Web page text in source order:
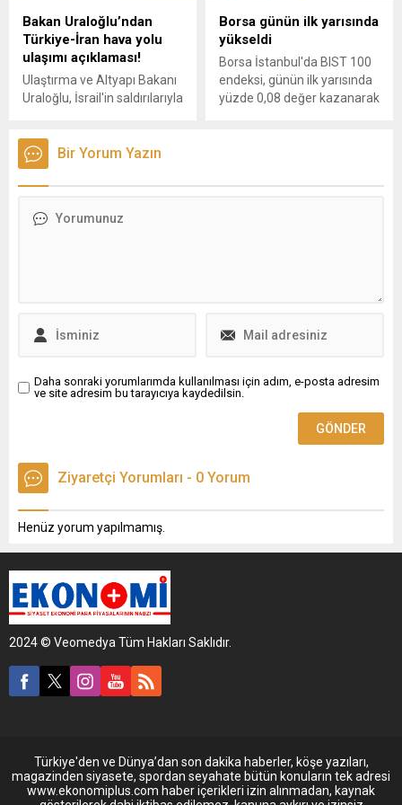
kaybetti.
Bakan Uraloğlu’ndan
Türkiye-İran hava yolu
ulaşımı açıklaması!
Ulaştırma ve Altyapı Bakanı
Uraloğlu, İsrail'in saldırılarıyla
İranlı taşıyıcılarca İstanbul
yönlü seferlerin bugün
tekrar başlatılacağını belirtti.
Borsa günün ilk yarısında
yükseldi
Borsa İstanbul'da BIST 100
endeksi, günün ilk yarısında
yüzde 0,08 değer kazanarak
Bir Yorum Yazın
Daha sonraki yorumlarımda kullanılması için adım, e-posta adresim
ve site adresim bu tarayıcıya kaydedilsin.
Ziyaretçi Yorumları - 0 Yorum
Henüz yorum yapılmamış.
2024 © Veomedya Tüm Hakları Saklıdır.
Türkiye'den ve Dünya’dan son dakika haberler, köşe yazıları,
magazinden siyasete, spordan seyahate bütün konuların tek adresi
www.ekonomiplus.com haber içerikleri izin alınmadan, kaynak